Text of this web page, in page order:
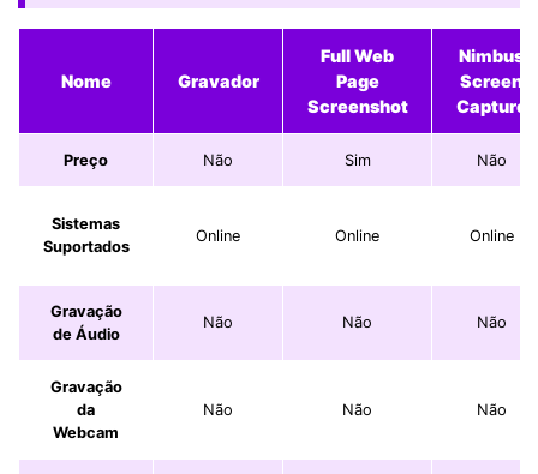
Nome Gravador
Full Web
Page
Screenshot
Nimbus
Screen
Capture
Preço Não Sim Não
Sistemas
Suportados
Online Online Online
Gravação
de Áudio
Não Não Não
Gravação
da
Webcam
Não Não Não